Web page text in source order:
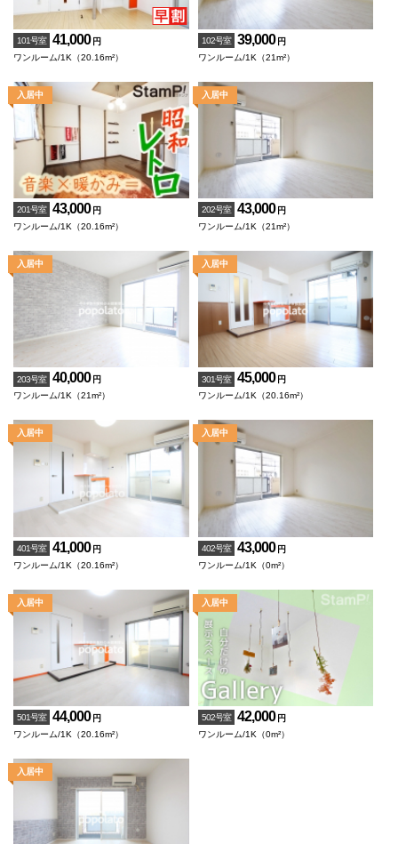
101号室 41,000 円
ワンルーム/1K（20.16m²）
102号室 39,000 円
ワンルーム/1K（21m²）
201号室 43,000 円
ワンルーム/1K（20.16m²）
202号室 43,000 円
ワンルーム/1K（21m²）
203号室 40,000 円
ワンルーム/1K（21m²）
301号室 45,000 円
ワンルーム/1K（20.16m²）
401号室 41,000 円
ワンルーム/1K（20.16m²）
402号室 43,000 円
ワンルーム/1K（0m²）
501号室 44,000 円
ワンルーム/1K（20.16m²）
502号室 42,000 円
ワンルーム/1K（0m²）